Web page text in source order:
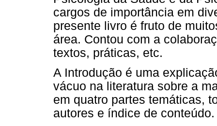
cargos de importância em
presente livro é fruto de
área. Contou com a
textos, práticas, etc.
A Introdução é uma
vácuo na literatura sobre a
em quatro partes temáticas,
autores e índice de conteúdo.